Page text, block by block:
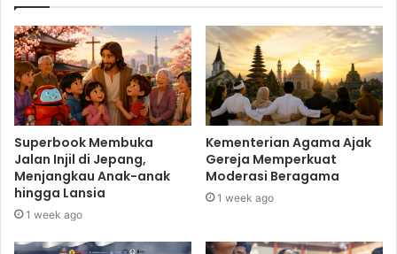
Superbook Membuka
Jalan Injil di Jepang,
Menjangkau Anak-anak
hingga Lansia
1 week ago
Kementerian Agama Ajak
Gereja Memperkuat
Moderasi Beragama
1 week ago